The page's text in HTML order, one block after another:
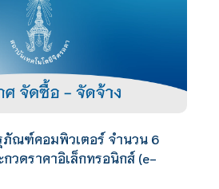
ภัณฑ์คอมพิวเตอร์ จำนวน 6
วดราคาอิเล็กทรอนิกส์ (e-